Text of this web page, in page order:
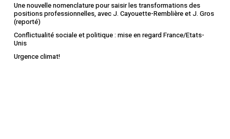
Une nouvelle nomenclature pour saisir les transformations des
positions professionnelles, avec J. Cayouette-Remblière et J. Gros
(reporté)
Conflictualité sociale et politique : mise en regard France/Etats-
Unis
Urgence climat!